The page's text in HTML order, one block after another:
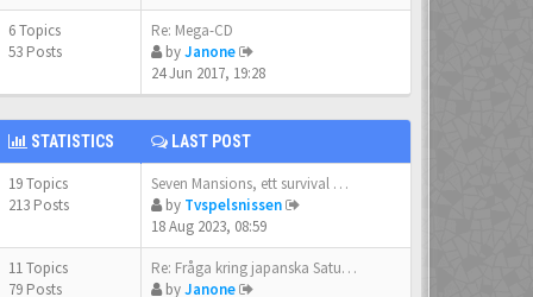
6 Topics
53 Posts
Re: Mega-CD
byJanone
24 Jun 2017, 19:28
STATISTICS LAST POST
19 Topics
213 Posts
Seven Mansions, ett survival …
by Tvspelsnissen
18 Aug 2023, 08:59
11 Topics
79 Posts
Re: Fråga kring japanska Satu…
byJanone